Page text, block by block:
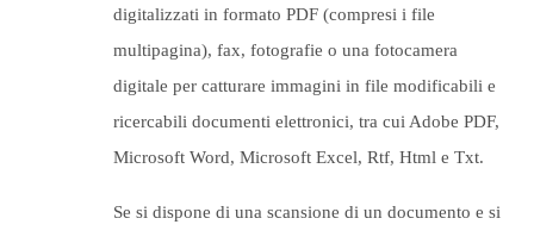
digitalizzati in formato PDF (compresi i file
multipagina), fax, fotografie o una fotocamera
digitale per catturare immagini in file modificabili e
ricercabili documenti elettronici, tra cui Adobe PDF,
Microsoft Word, Microsoft Excel, Rtf, Html e Txt.
Se si dispone di una scansione di un documento e si